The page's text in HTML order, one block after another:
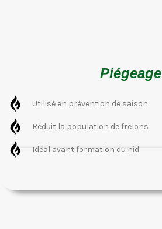
Piégeage
Utilisé en prévention de saison
Réduit la population de frelons
Idéal avant formation du nid